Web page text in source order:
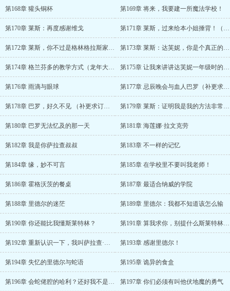
第168章 獾头铜杯 第169章 将来，我要建一所魔法学校！
第170章 莱斯：再度感谢维戈 第171章 莱斯，过来给本小姐捶背！（除夕快乐！）
第172章 莱斯，你不过是格林格拉斯家的一只——（除夕快乐！） 第173章 莱斯：达芙妮，你是个真正的格兰芬多（新年快乐！）
第174章 格兰芬多的教学方式（龙年大吉！） 第175章 让我来讲讲达芙妮一年级时的趣事吧
第176章 雨滴与眼球 第177章 忌辰晚会与血人巴罗（补更求订阅）
第178章 巴罗，好久不见 （补更求订阅） 第179章 莱斯：证明我是我的方法非常简单
第180章 巴罗无法忆及的那一天 第181章 海莲娜·拉文克劳
第182章 我是你萨拉查叔叔 第183章 不一样的记忆
第184章 缘，妙不可言 第185章 在学校里不要叫我老师！
第186章 霍格沃茨的餐桌 第187章 最适合纳威的学院
第188章 里德尔的迷茫 第189章 里德尔：我都不知道该怎么输
第190章 你还能比我懂斯莱特林？ 第191章 算我求你，别提什么斯莱特林的伟大事业，好么？
第192章 重新认识一下，我叫萨拉查·斯莱特林 第193章 感谢里德尔！
第194章 失忆的里德尔与蛇语 第195章 诡异的食盒
第196章 会蛇佬腔的哈利？还好我不是校长了 第197章 你们必须有叫他伏地魔的勇气